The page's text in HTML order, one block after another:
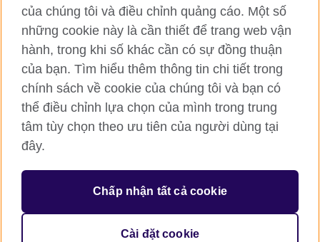
Hội đồng Anh toàn cầu
Bảo mật thông tin và quy định sử dụng
Cookie
Sơ đồ trang
© 2026 British Council
British Council (Viet Nam) LLC (
(0)24 37281920; email: bchanoi@britishcouncil.org.vn) is a
subsidiary of the British Council which is the United Kingdom’s
opportunities.
của chúng tôi và điều chỉnh quảng cáo. Một số
những cookie này là cần thiết để trang web vận
hành, trong khi số khác cần có sự đồng thuận
của bạn. Tìm hiểu thêm thông tin chi tiết trong
chính sách về cookie của chúng tôi và bạn có
thể điều chỉnh lựa chọn của mình trong trung
tâm tùy chọn theo ưu tiên của người dùng tại
đây.
Chấp nhận tất cả cookie
Cài đặt cookie